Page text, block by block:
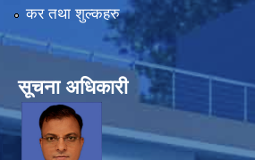
कर तथा शुल्कहरु
सूचना अधिकारी